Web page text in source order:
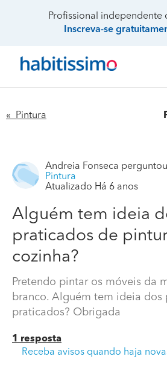
Profissional independente
Inscreva-se
« Pintura
Andreia Fonseca
Pintura
Atualizado Há 6 anos
Alguém tem ideia
praticados de
cozinha?
Pretendo pintar os móveis da
branco. Alguém tem ideia dos
praticados? Obrigada
1 resposta
Receba avisos quando haja